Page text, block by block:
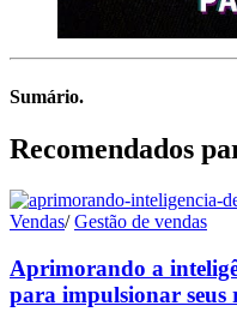
Sumário.
Recomendados
Vendas/Gestão de vendas
Aprimorando a
para impulsionar seus